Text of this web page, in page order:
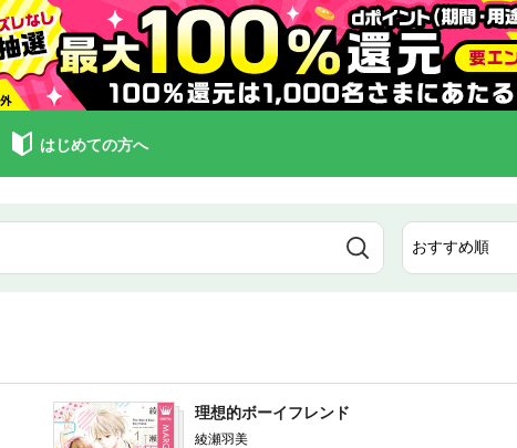
はじめての方へ
理想的ボーイフレンド
綾瀬羽美